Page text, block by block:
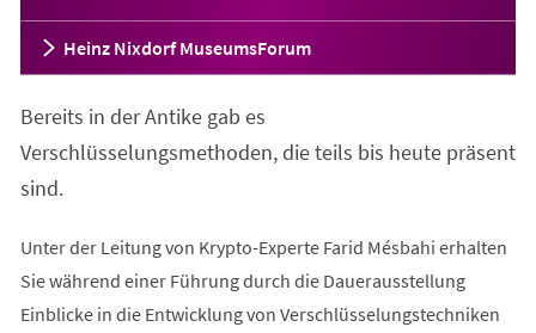
Heinz Nixdorf MuseumsForum
Bereits in der Antike gab es
Verschlüsselungsmethoden, die teils bis heute präsent
sind.
Unter der Leitung von Krypto-Experte Farid Mésbahi erhalten
Sie während einer Führung durch die Dauerausstellung
Einblicke in die Entwicklung von Verschlüsselungstechniken